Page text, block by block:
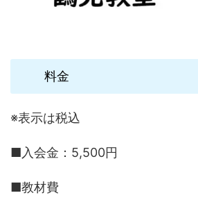
料金
※表示は税込
■入会金：5,500円
■教材費